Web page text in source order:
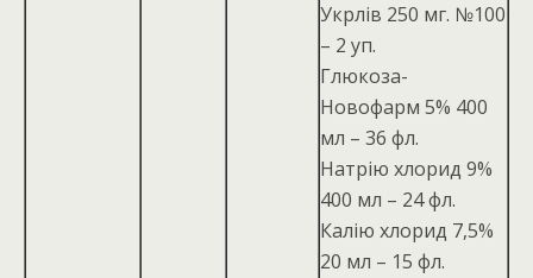
Укрлів 250 мг. №100
– 2 уп.
Глюкоза-
Новофарм 5% 400
мл – 36 фл.
Натрію хлорид 9%
400 мл – 24 фл.
Калію хлорид 7,5%
20 мл – 15 фл.